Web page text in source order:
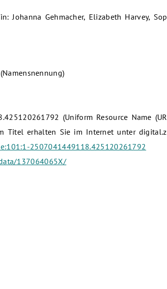
Johanna Gehmacher, Elizabeth Harvey,
(Uniform Resource Name
Titel erhalten Sie im Internet unter
2507041449118.425120261792
137064065X/